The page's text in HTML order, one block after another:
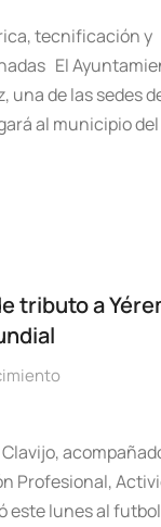
tecnificación y
El
una de las sedes
al municipio del
tributo a
Profesional,
este lunes al